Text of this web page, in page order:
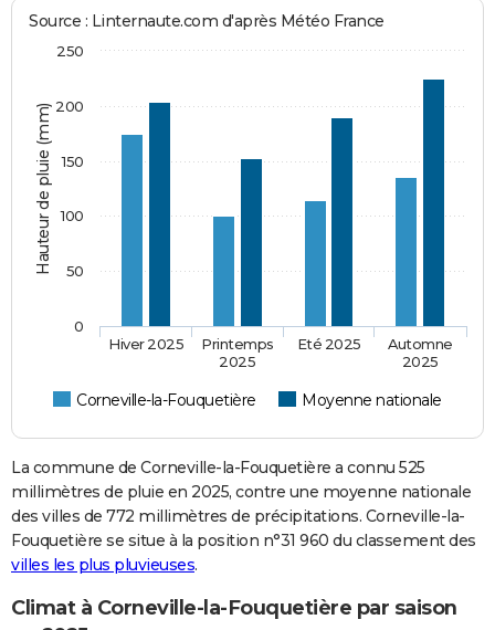
Hauteur de pluie (mm)
Source : Linternaute.com d'après Météo France
Corneville-la-Fouquetière Moyenne nationale
Hiver 2025
Printemps
2025
Eté 2025
Automne
2025
0
50
100
150
200
250
La commune de Corneville-la-Fouquetière a connu 525
millimètres de pluie en 2025, contre une moyenne nationale
des villes de 772 millimètres de précipitations. Corneville-la-
Fouquetière se situe à la position n°31 960 du classement des
villes les plus pluvieuses.
Climat à Corneville-la-Fouquetière par saison